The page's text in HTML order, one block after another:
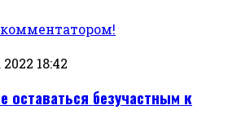
18:42
безучастным к